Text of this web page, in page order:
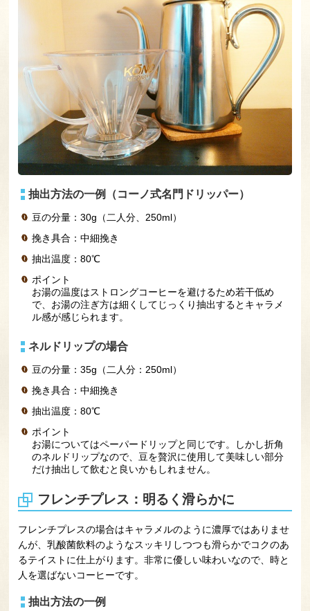
抽出方法の一例（コーノ式名門ドリッパー）
豆の分量：30g（二人分、250ml）
挽き具合：中細挽き
抽出温度：80℃
ポイント
お湯の温度はストロングコーヒーを避けるため若干低め
で、お湯の注ぎ方は細くしてじっくり抽出するとキャラメ
ル感が感じられます。
ネルドリップの場合
豆の分量：35g（二人分：250ml）
挽き具合：中細挽き
抽出温度：80℃
ポイント
お湯についてはペーパードリップと同じです。しかし折角
のネルドリップなので、豆を贅沢に使用して美味しい部分
だけ抽出して飲むと良いかもしれません。
フレンチプレス：明るく滑らかに
フレンチプレスの場合はキャラメルのように濃厚ではありませ
んが、乳酸菌飲料のようなスッキリしつつも滑らかでコクのあ
るテイストに仕上がります。非常に優しい味わいなので、時と
人を選ばないコーヒーです。
抽出方法の一例